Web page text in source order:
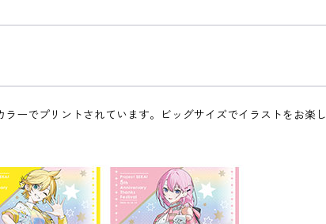
ーでプリントされています。ビッグサイズでイラストをお楽